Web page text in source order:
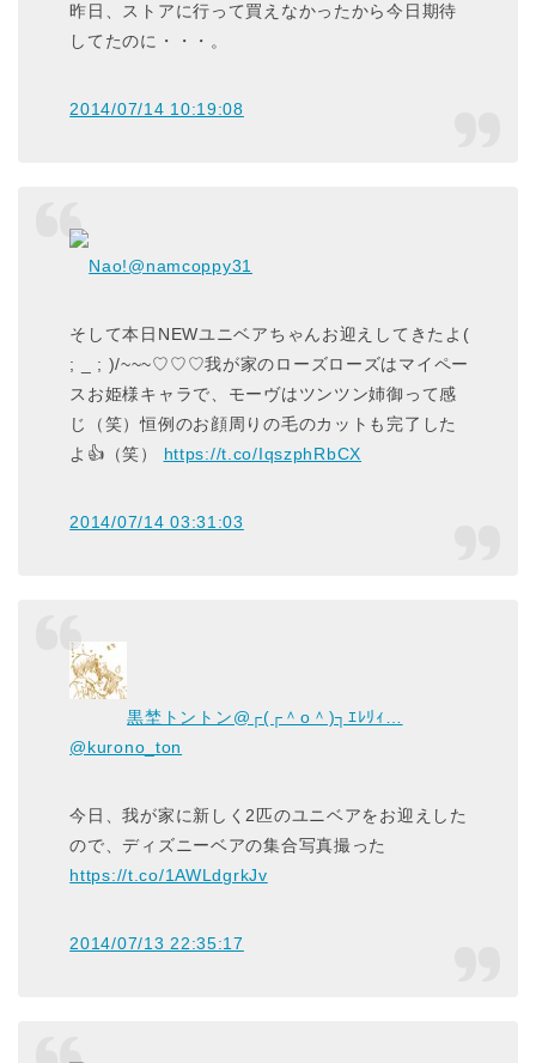
昨日、ストアに行って買えなかったから今日期待
してたのに・・・。
2014/07/14 10:19:08
Nao!@namcoppy31
そして本日NEWユニベアちゃんお迎えしてきたよ(
; _ ; )/~~~♡♡♡我が家のローズローズはマイペー
スお姫様キャラで、モーヴはツンツン姉御って感
じ（笑）恒例のお顔周りの毛のカットも完了した
よ👍（笑） https://t.co/IqszphRbCX
2014/07/14 03:31:03
黒埜トントン@┌(┌＾o＾)┐ｴﾚﾘｨ…
@kurono_ton
今日、我が家に新しく2匹のユニベアをお迎えした
ので、ディズニーベアの集合写真撮った
https://t.co/1AWLdgrkJv
2014/07/13 22:35:17